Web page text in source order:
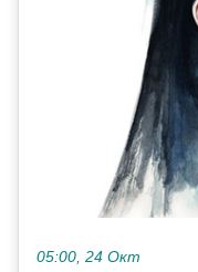
05:00, 24 Окт